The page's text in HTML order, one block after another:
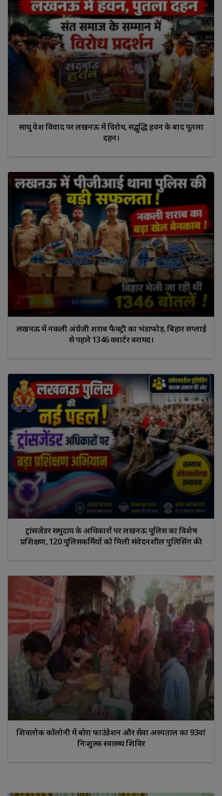
साधु वेश विवाद पर लखनऊ में विरोध, सद्बुद्धि हवन के बाद पुतला
दहन।
लखनऊ में नकली अंग्रेजी शराब फैक्ट्री का भंडाफोड़, बिहार सप्लाई
से पहले 1346 क्वार्टर बरामद।
ट्रांसजेंडर समुदाय के अधिकारों पर लखनऊ पुलिस का विशेष
प्रशिक्षण, 120 पुलिसकर्मियों को मिली संवेदनशील पुलिसिंग की
शिवलोक कॉलोनी में बोरा फाउंडेशन और सेवा अस्पताल का 93वां
निःशुल्क स्वास्थ्य शिविर